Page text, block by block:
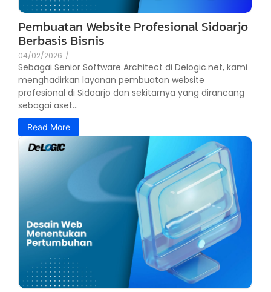
Pembuatan Website Profesional Sidoarjo
Berbasis Bisnis
04/02/2026 /
Sebagai Senior Software Architect di Delogic.net, kami
menghadirkan layanan pembuatan website
profesional di Sidoarjo dan sekitarnya yang dirancang
sebagai aset...
Read More